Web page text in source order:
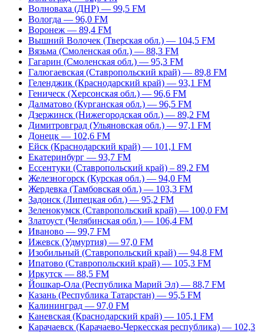
Волноваха (ДНР) — 99,5 FM
Вологда — 96,0 FM
Воронеж — 89,4 FM
Вышний Волочек (Тверская обл.) — 104,5 FM
Вязьма (Смоленская обл.) — 88,3 FM
Гагарин (Смоленская обл.) — 95,3 FM
Галюгаевская (Ставропольский край) — 89,8 FM
Геленджик (Краснодарский край) — 93,1 FM
Геническ (Херсонская обл.) — 96,6 FM
Далматово (Курганская обл.) — 96,5 FM
Дзержинск (Нижегородская обл.) — 89,2 FM
Димитровград (Ульяновская обл.) — 97,1 FM
Донецк — 102,6 FM
Ейск (Краснодарский край) — 101,1 FM
Екатеринбург — 93,7 FM
Ессентуки (Ставропольский край) – 89,2 FM
Железногорск (Курская обл.) — 94,0 FM
Жердевка (Тамбовская обл.) — 103,3 FM
Задонск (Липецкая обл.) — 95,2 FM
Зеленокумск (Ставропольский край) — 100,0 FM
Златоуст (Челябинская обл.) — 106,4 FM
Иваново — 99,7 FM
Ижевск (Удмуртия) — 97,0 FM
Изобильный (Ставропольский край) — 94,8 FM
Ипатово (Ставропольский край) — 105,3 FM
Иркутск — 88,5 FM
Йошкар-Ола (Республика Марий Эл) — 88,7 FM
Казань (Республика Татарстан) — 95,5 FM
Калининград — 97,0 FM
Каневская (Краснодарский край) — 105,1 FM
Карачаевск (Карачаево-Черкесская республика) — 102,3